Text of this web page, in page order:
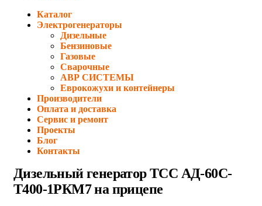
Каталог
Электрогенераторы
Дизельные
Бензиновые
Газовые
Сварочные
АВР СИСТЕМЫ
Еврокожухи и контейнеры
Производители
Оплата и доставка
Сервис и ремонт
Проекты
Блог
Контакты
Дизельный генератор ТСС АД-60С-
Т400-1РКМ7 на прицепе